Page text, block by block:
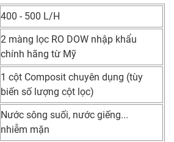
400 - 500 L/H
2 màng lọc RO DOW nhập khẩu
chính hãng từ Mỹ
1 cột Composit chuyên dụng (tùy
biến số lượng cột lọc)
Nước sông suối, nước giếng...
nhiễm mặn